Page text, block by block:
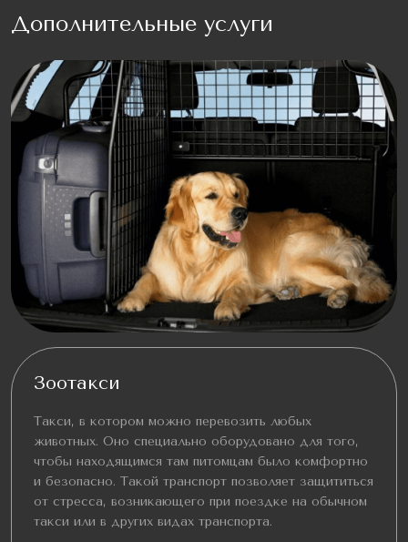
Дополнительные услуги
Зоотакси
Такси, в котором можно перевозить любых
животных. Оно специально оборудовано для того,
чтобы находящимся там питомцам было комфортно
и безопасно. Такой транспорт позволяет защититься
от стресса, возникающего при поездке на обычном
такси или в других видах транспорта.